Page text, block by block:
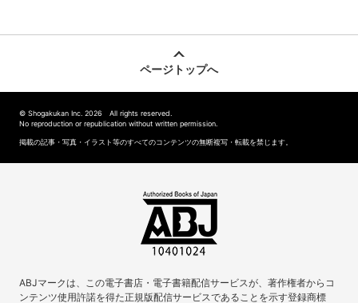
ページトップへ
© Shogakukan Inc. 2026 All rights reserved.
No reproduction or republication without written permission.
掲載の記事・写真・イラスト等のすべてのコンテンツの無断複写・転載を禁じます。
ABJマークは、この電子書店・電子書籍配信サービスが、著作権者からコ
ンテンツ使用許諾を得た正規版配信サービスであることを示す登録商標